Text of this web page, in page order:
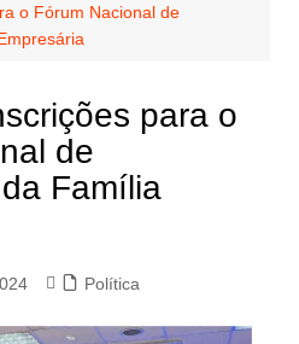
o Fórum Nacional de
para o
de
Família
Política